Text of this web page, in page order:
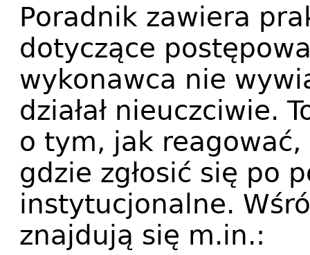
Poradnik zawiera
dotyczące
wykonawca nie
działał nieuczciwie.
o tym, jak reagować,
gdzie zgłosić się po
instytucjonalne.
znajdują się m.in.: